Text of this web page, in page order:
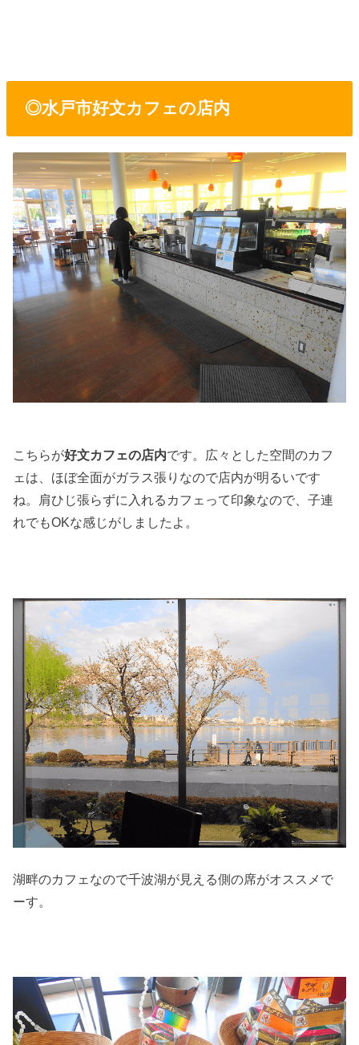
◎水戸市好文カフェの店内
こちらが好文カフェの店内です。広々とした空間のカフ
ェは、ほぼ全面がガラス張りなので店内が明るいです
ね。肩ひじ張らずに入れるカフェって印象なので、子連
れでもOKな感じがしましたよ。
湖畔のカフェなので千波湖が見える側の席がオススメで
ーす。